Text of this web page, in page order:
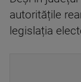
autoritățile
legislația